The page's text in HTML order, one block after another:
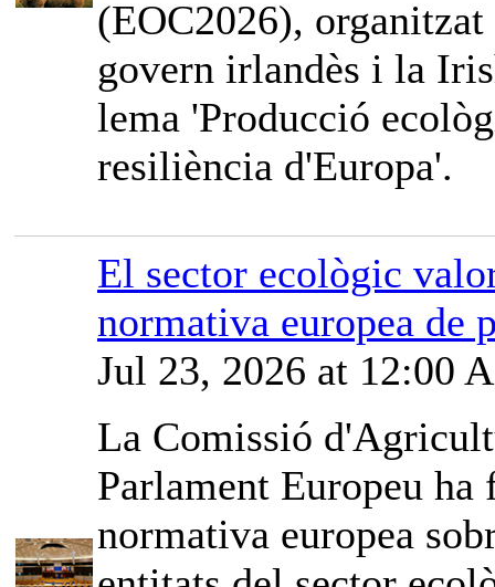
(EOC2026),
govern irlandès i la
lema 'Producció
resiliència d'Europa'.
El sector ecològic
normativa europea de
Jul 23, 2026 at 12:00
La Comissió
Parlament Europeu
normativa europea